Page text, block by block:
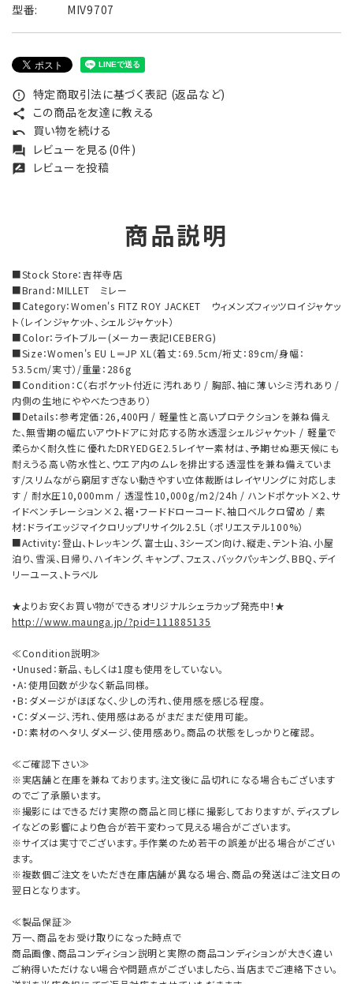
型番: MIV9707
error_outline 特定商取引法に基づく表記 (返品など)
share この商品を友達に教える
undo 買い物を続ける
forum レビューを見る(0件)
rate_review レビューを投稿
商品説明
■Stock Store：吉祥寺店
■Brand：MILLET ミレー
■Category：Women's FITZ ROY JACKET ウィメンズフィッツロイジャケッ
ト（レインジャケット、シェルジャケット）
■Color：ライトブルー(メーカー表記ICEBERG)
■Size：Women's EU L＝JP XL（着丈：69.5cm/裄丈：89cm/身幅：
53.5cm/実寸）/重量：286g
■Condition：C（右ポケット付近に汚れあり / 胸部、袖に薄いシミ汚れあり /
内側の生地にややべたつきあり）
■Details：参考定価：26,400円 / 軽量性と高いプロテクションを兼ね備え
た、無雪期の幅広いアウトドアに対応する防水透湿シェルジャケット / 軽量で
柔らかく耐久性に優れたDRYEDGE2.5レイヤー素材は、予期せぬ悪天候にも
耐えうる高い防水性と、ウエア内のムレを排出する透湿性を兼ね備えていま
す/スリムながら窮屈すぎない動きやすい立体裁断はレイヤリングに対応しま
す / 耐水圧10,000mm / 透湿性10,000g/m2/24h / ハンドポケット×2、サ
イドベンチレーション×2、裾・フードドローコード、袖口ベルクロ留め / 素
材：ドライエッジマイクロリップリサイクル2.5L （ポリエステル100%）
■Activity：登山、トレッキング、富士山、3シーズン向け、縦走、テント泊、小屋
泊り、雪渓、日帰り、ハイキング、キャンプ、フェス、バックパッキング、BBQ、デイ
リーユース、トラベル
★よりお安くお買い物ができるオリジナルシェラカップ発売中！★
http://www.maunga.jp/?pid=111885135
≪Condition説明≫
・Unused：新品、もしくは1度も使用をしていない。
・A：使用回数が少なく新品同様。
・B：ダメージがほぼなく、少しの汚れ、使用感を感じる程度。
・C：ダメージ、汚れ、使用感はあるがまだまだ使用可能。
・D：素材のヘタリ、ダメージ、使用感あり。商品の状態をしっかりと確認。
≪ご確認下さい≫
※実店舗と在庫を兼ねております。注文後に品切れになる場合もございます
のでご了承願います。
※撮影にはできるだけ実際の商品と同じ様に撮影しておりますが、ディスプレ
イなどの影響により色合が若干変わって見える場合がございます。
※サイズは実寸でございます。手作業のため若干の誤差が出る場合がござい
ます。
※複数個ご注文をいただき在庫店舗が異なる場合、商品の発送はご注文日の
翌日となります。
≪製品保証≫
万一、商品をお受け取りになった時点で
商品画像、商品コンディション説明と実際の商品コンディションが大きく違い
ご納得いただけない場合や問題点がございましたら、当店までご連絡下さい。